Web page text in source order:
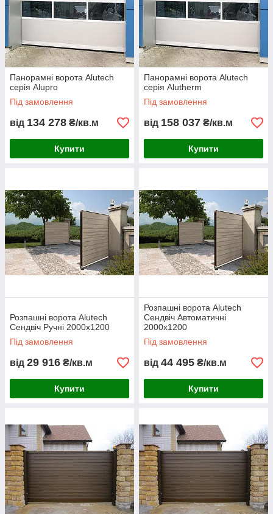
Панорамні ворота Alutech
серія Alupro
Під замовлення
від 134 278 ₴/кв.м
Купити
Панорамні ворота Alutech
серія Alutherm
Під замовлення
від 158 037 ₴/кв.м
Купити
Розпашні ворота Alutech
Сендвіч Ручні 2000х1200
Під замовлення
від 29 916 ₴/кв.м
Купити
Розпашні ворота Alutech
Сендвіч Автоматичні
2000х1200
Під замовлення
від 44 495 ₴/кв.м
Купити